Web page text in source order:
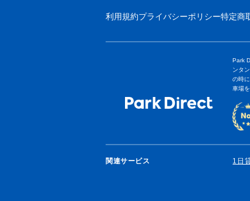
利用規約プライバシーポリシー特定商
Park
ンタ
の時
車場
関連サービス 1日